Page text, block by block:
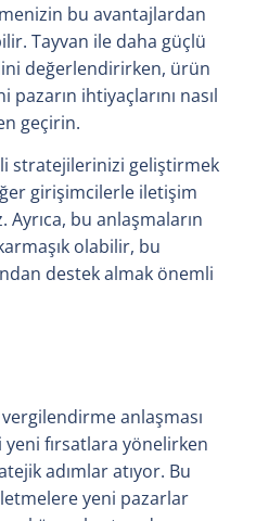
bu avantajlardan
Tayvan ile daha güçlü
değerlendirirken, ürün
ihtiyaçlarını nasıl
geçirin.
stratejilerinizi geliştirmek
girişimcilerle iletişim
bu anlaşmaların
olabilir, bu
destek almak önemli
anlaşması
fırsatlara yönelirken
adımlar atıyor. Bu
yeni pazarlar